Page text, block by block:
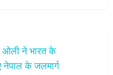
ओली ने भारत के
नेपाल के जलमार्ग